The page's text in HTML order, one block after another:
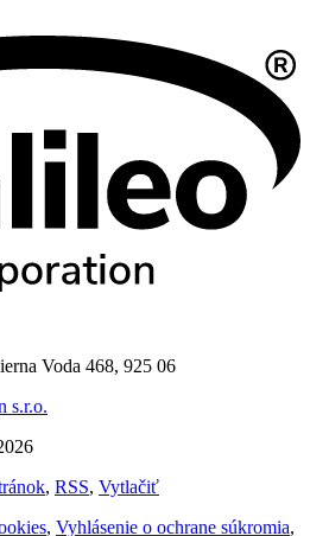
Voda 468, 925 06
s.r.o.
, RSS, Vytlačiť
, Vyhlásenie o ochrane súkromia,